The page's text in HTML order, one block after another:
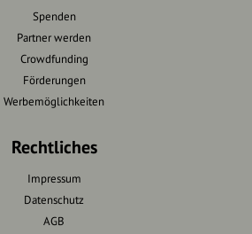
Spenden
Partner werden
Crowdfunding
Förderungen
Werbemöglichkeiten
Rechtliches
Impressum
Datenschutz
AGB